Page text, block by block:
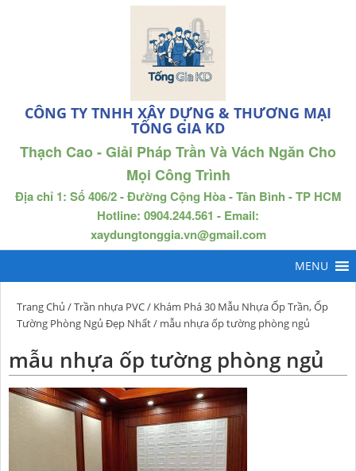
CÔNG TY TNHH XÂY DỰNG & THƯƠNG MẠI
TỐNG GIA KD
Thạch Cao - Giải Pháp Trần Và Vách Ngăn Cho
Mọi Công Trình
Địa chỉ 1: Số 406/2 - Đường Cộng Hòa - Tân Bình - TP HCM
Hotline: 0904.244.561 - Email:
xaydungtonggia.vn@gmail.com
Trang Chủ /Trần nhựa PVC/ Khám Phá 30 Mẫu Nhựa Ốp Trần, Ốp
Tường Phòng Ngủ Đẹp Nhất/ mẫu nhựa ốp tường phòng ngủ
mẫu nhựa ốp tường phòng ngủ